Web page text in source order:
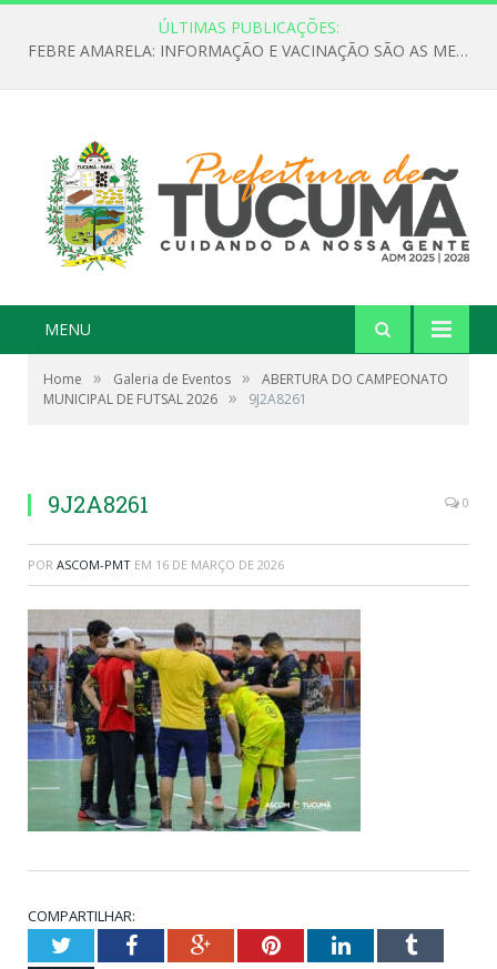
ÚLTIMAS PUBLICAÇÕES:
FEBRE AMARELA: INFORMAÇÃO E VACINAÇÃO SÃO AS MELHORES FORMAS DE PREVENÇÃO
MENU
Home » Galeria de Eventos »
ABERTURA DO CAMPEONATO
MUNICIPAL DE FUTSAL 2026 » 9J2A8261
9J2A8261 0
POR ASCOM-PMT EM 16 DE MARÇO DE 2026
COMPARTILHAR:
TwitterFacebookGoogle+PinterestLinkedInTumblr